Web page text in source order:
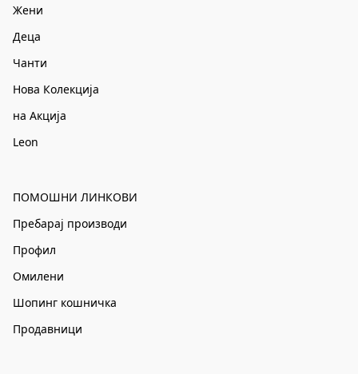
Жени
Деца
Чанти
Нова Колекција
на Акција
Leon
ПОМОШНИ ЛИНКОВИ
Пребарај производи
Профил
Омилени
Шопинг кошничка
Продавници